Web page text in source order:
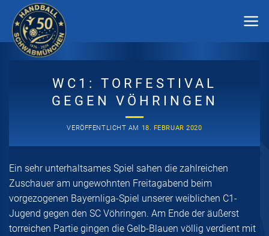
Inhalt
springen
WC1: TORFESTIVAL
GEGEN VÖHRINGEN
VERÖFFENTLICHT AM 18. FEBRUAR 2020
Ein sehr unterhaltsames Spiel sahen die zahlreichen
Zuschauer am ungewohnten Freitagabend beim
vorgezogenen Bayernliga-Spiel unserer weiblichen C1-
Jugend gegen den SC Vöhringen. Am Ende der äußerst
torreichen Partie gingen die Gelb-Blauen völlig verdient mit